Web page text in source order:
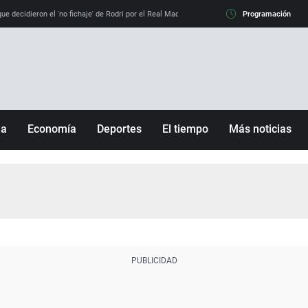
decidieron el 'no fichaje' de Rodri por el Real Madrid y su 'sí' al Barça La llamada
Programación
Economía Deportes El tiempo Más noticias